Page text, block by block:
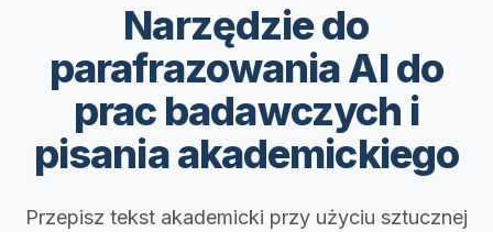
Narzędzie do
parafrazowania AI do
prac badawczych i
pisania akademickiego
Przepisz tekst akademicki przy użyciu sztucznej